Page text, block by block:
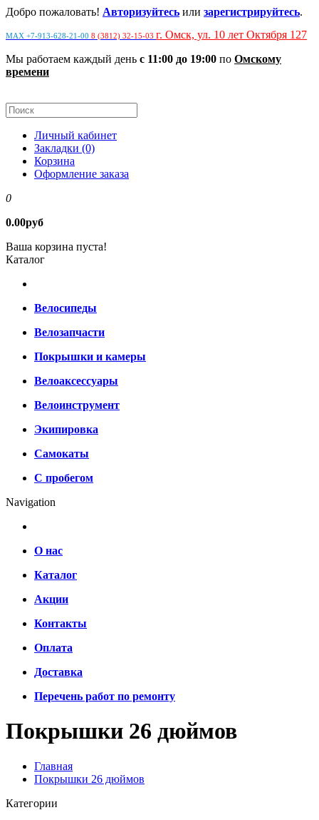
Добро пожаловать! Авторизуйтесь или зарегистрируйтесь.
MAX +7-913-628-21-00 8 (3812) 32-15-03 г. Омск, ул. 10 лет Октября 127
Мы работаем каждый день с 11:00 до 19:00 по Омскому
времени
Личный кабинет
Закладки (0)
Корзина
Оформление заказа
0
0.00руб
Ваша корзина пуста!
Каталог
Велосипеды
Велозапчасти
Покрышки и камеры
Велоаксессуары
Велоинструмент
Экипировка
Самокаты
С пробегом
Navigation
О нас
Каталог
Акции
Контакты
Оплата
Доставка
Перечень работ по ремонту
Покрышки 26 дюймов
Главная
Покрышки 26 дюймов
Категории